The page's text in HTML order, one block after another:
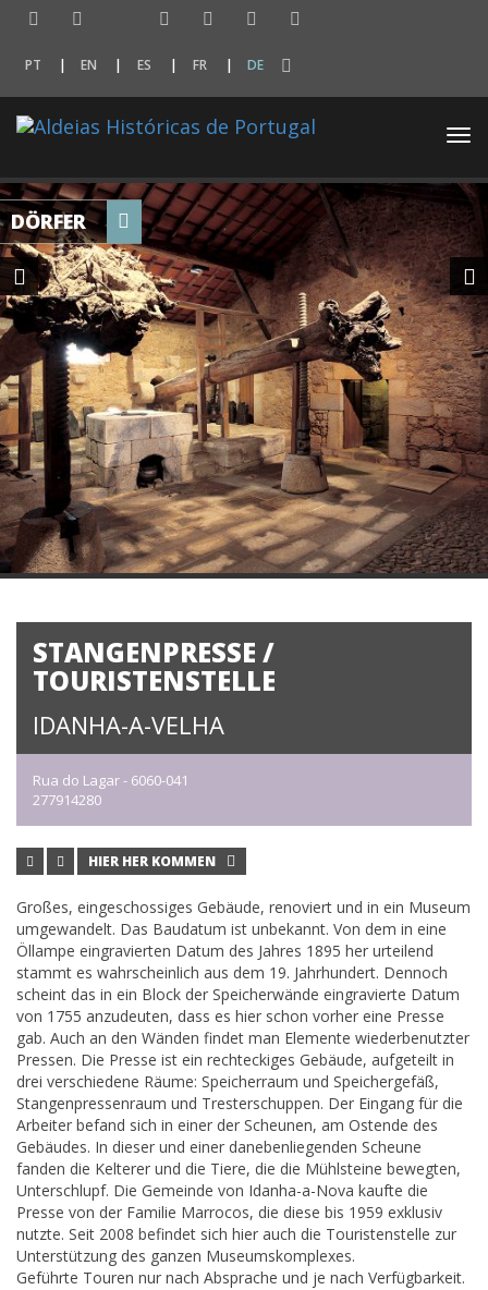
PT EN ES FR DE
DÖRFER
STANGENPRESSE /
TOURISTENSTELLE
IDANHA-A-VELHA
Rua do Lagar - 6060-041
277914280
HIER HER KOMMEN
Großes, eingeschossiges Gebäude, renoviert und in ein Museum
umgewandelt. Das Baudatum ist unbekannt. Von dem in eine
Öllampe eingravierten Datum des Jahres 1895 her urteilend
stammt es wahrscheinlich aus dem 19. Jahrhundert. Dennoch
scheint das in ein Block der Speicherwände eingravierte Datum
von 1755 anzudeuten, dass es hier schon vorher eine Presse
gab. Auch an den Wänden findet man Elemente wiederbenutzter
Pressen. Die Presse ist ein rechteckiges Gebäude, aufgeteilt in
drei verschiedene Räume: Speicherraum und Speichergefäß,
Stangenpressenraum und Tresterschuppen. Der Eingang für die
Arbeiter befand sich in einer der Scheunen, am Ostende des
Gebäudes. In dieser und einer danebenliegenden Scheune
fanden die Kelterer und die Tiere, die die Mühlsteine bewegten,
Unterschlupf. Die Gemeinde von Idanha-a-Nova kaufte die
Presse von der Familie Marrocos, die diese bis 1959 exklusiv
nutzte. Seit 2008 befindet sich hier auch die Touristenstelle zur
Unterstützung des ganzen Museumskomplexes.
Geführte Touren nur nach Absprache und je nach Verfügbarkeit.